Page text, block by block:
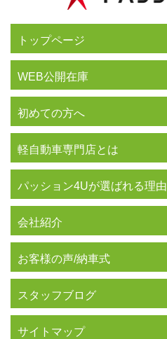
トップページ
WEB公開在庫
初めての方へ
軽自動車専門店とは
パッション4Uが選ばれる理由
会社紹介
お客様の声/納車式
スタッフブログ
サイトマップ